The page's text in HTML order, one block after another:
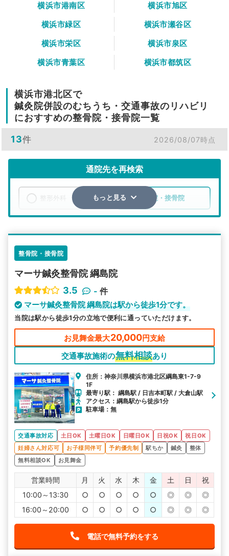
横浜市港南区
横浜市旭区
横浜市緑区
横浜市瀬谷区
横浜市栄区
横浜市泉区
横浜市青葉区
横浜市都筑区
横浜市港北区で
鍼灸院併設のむちうち・交通事故のリハビリ
におすすめの整骨院・接骨院一覧
13件 2026/08/07時点
通院先を再検索
整骨院・接骨院
詳細条件で絞り込む
その他の検索方法
駅から探す 院名から探す
もっと見る
整骨院・接骨院
マーサ鍼灸整骨院 綱島院
3.5
- 件
マーサ鍼灸整骨院 綱島院は駅から徒歩1分です。
当院は駅から徒歩1分の立地で便利に通っていただけます。
お見舞金最大20,000円支給
交通事故施術の無料相談あり
住所：神奈川県横浜市港北区綱島東1-7-9
1F
最寄り駅： 綱島駅 / 日吉本町駅 / 大倉山駅
アクセス：綱島駅から徒歩1分
駐車場：無
交通事故対応 土日OK 土曜日OK 日曜日OK 日祝OK
祝日OK
妊婦さん対応可
お子様同伴可 予約優先制 駅ちか 鍼灸
整体
無料相談OK
お見舞金
営業時間 月 火 水 木 金 土 日
祝
10:00～13:30
○ ○ ○ ○ ○ ◎ ◎
◎
16:00～20:00
○ ○ ○ ○ ○ ◎ ◎ ◎
電話で無料予約をする